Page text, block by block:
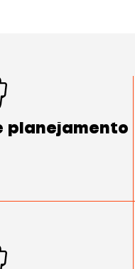
planejamento